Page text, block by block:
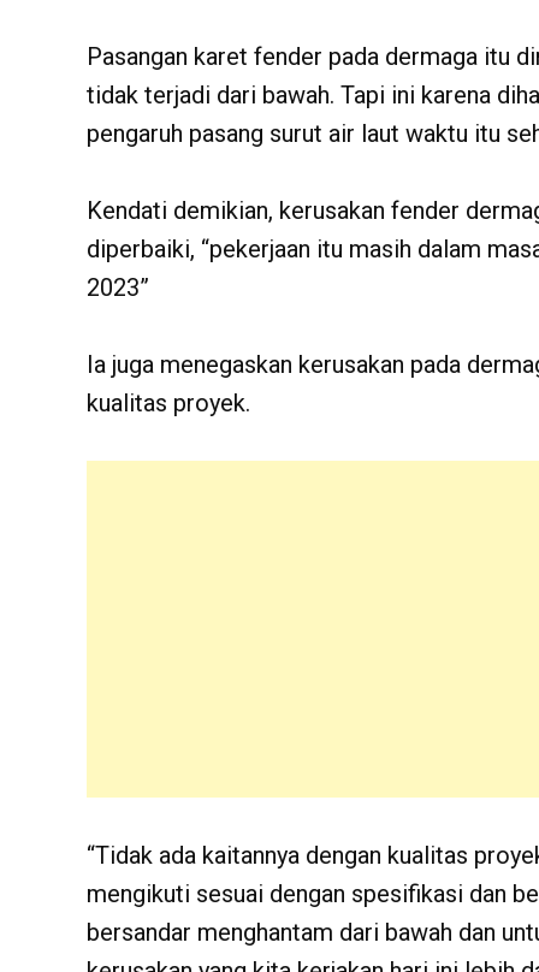
Pasangan karet fender pada dermaga itu
tidak terjadi dari bawah. Tapi ini karena
pengaruh pasang surut air laut waktu itu
Kendati demikian, kerusakan fender
diperbaiki, “pekerjaan itu masih dalam
2023”
Ia juga menegaskan kerusakan pada
kualitas proyek.
“Tidak ada kaitannya dengan kualitas
mengikuti sesuai dengan spesifikasi dan
bersandar menghantam dari bawah dan